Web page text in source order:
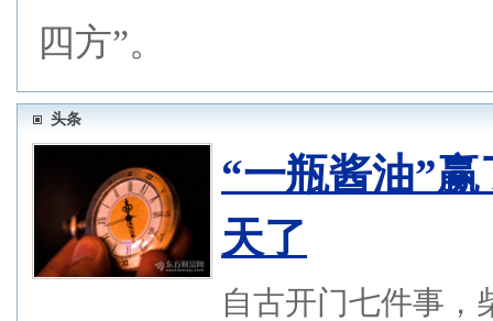
四方”。
头条
“一瓶酱油”
天了
自古开门七件事，